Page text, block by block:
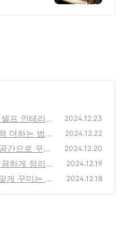
프 인테리어
2024.12.23
더하는 법 2024.12.22
간으로 꾸미
2024.12.20
하게 정리하
2024.12.19
게 꾸미는 방
2024.12.18